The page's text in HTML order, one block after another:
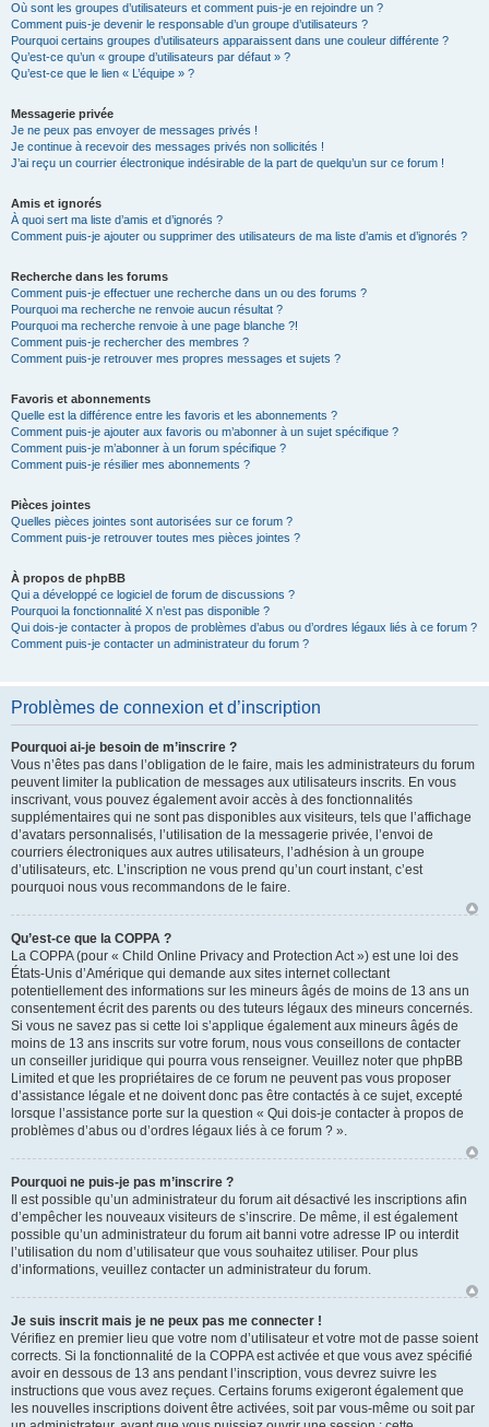
Où sont les groupes d’utilisateurs et comment puis-je en rejoindre un ?
Comment puis-je devenir le responsable d’un groupe d’utilisateurs ?
Pourquoi certains groupes d’utilisateurs apparaissent dans une couleur différente ?
Qu’est-ce qu’un « groupe d’utilisateurs par défaut » ?
Qu’est-ce que le lien « L’équipe » ?
Messagerie privée
Je ne peux pas envoyer de messages privés !
Je continue à recevoir des messages privés non sollicités !
J’ai reçu un courrier électronique indésirable de la part de quelqu’un sur ce forum !
Amis et ignorés
À quoi sert ma liste d’amis et d’ignorés ?
Comment puis-je ajouter ou supprimer des utilisateurs de ma liste d’amis et d’ignorés ?
Recherche dans les forums
Comment puis-je effectuer une recherche dans un ou des forums ?
Pourquoi ma recherche ne renvoie aucun résultat ?
Pourquoi ma recherche renvoie à une page blanche ?!
Comment puis-je rechercher des membres ?
Comment puis-je retrouver mes propres messages et sujets ?
Favoris et abonnements
Quelle est la différence entre les favoris et les abonnements ?
Comment puis-je ajouter aux favoris ou m’abonner à un sujet spécifique ?
Comment puis-je m’abonner à un forum spécifique ?
Comment puis-je résilier mes abonnements ?
Pièces jointes
Quelles pièces jointes sont autorisées sur ce forum ?
Comment puis-je retrouver toutes mes pièces jointes ?
À propos de phpBB
Qui a développé ce logiciel de forum de discussions ?
Pourquoi la fonctionnalité X n’est pas disponible ?
Qui dois-je contacter à propos de problèmes d’abus ou d’ordres légaux liés à ce forum ?
Comment puis-je contacter un administrateur du forum ?
Problèmes de connexion et d’inscription
Pourquoi ai-je besoin de m’inscrire ?
Vous n’êtes pas dans l’obligation de le faire, mais les administrateurs du forum
peuvent limiter la publication de messages aux utilisateurs inscrits. En vous
inscrivant, vous pouvez également avoir accès à des fonctionnalités
supplémentaires qui ne sont pas disponibles aux visiteurs, tels que l’affichage
d’avatars personnalisés, l’utilisation de la messagerie privée, l’envoi de
courriers électroniques aux autres utilisateurs, l’adhésion à un groupe
d’utilisateurs, etc. L’inscription ne vous prend qu’un court instant, c’est
pourquoi nous vous recommandons de le faire.
Qu’est-ce que la COPPA ?
La COPPA (pour « Child Online Privacy and Protection Act ») est une loi des
États-Unis d’Amérique qui demande aux sites internet collectant
potentiellement des informations sur les mineurs âgés de moins de 13 ans un
consentement écrit des parents ou des tuteurs légaux des mineurs concernés.
Si vous ne savez pas si cette loi s’applique également aux mineurs âgés de
moins de 13 ans inscrits sur votre forum, nous vous conseillons de contacter
un conseiller juridique qui pourra vous renseigner. Veuillez noter que phpBB
Limited et que les propriétaires de ce forum ne peuvent pas vous proposer
d’assistance légale et ne doivent donc pas être contactés à ce sujet, excepté
lorsque l’assistance porte sur la question « Qui dois-je contacter à propos de
problèmes d’abus ou d’ordres légaux liés à ce forum ? ».
Pourquoi ne puis-je pas m’inscrire ?
Il est possible qu’un administrateur du forum ait désactivé les inscriptions afin
d’empêcher les nouveaux visiteurs de s’inscrire. De même, il est également
possible qu’un administrateur du forum ait banni votre adresse IP ou interdit
l’utilisation du nom d’utilisateur que vous souhaitez utiliser. Pour plus
d’informations, veuillez contacter un administrateur du forum.
Je suis inscrit mais je ne peux pas me connecter !
Vérifiez en premier lieu que votre nom d’utilisateur et votre mot de passe soient
corrects. Si la fonctionnalité de la COPPA est activée et que vous avez spécifié
avoir en dessous de 13 ans pendant l’inscription, vous devrez suivre les
instructions que vous avez reçues. Certains forums exigeront également que
les nouvelles inscriptions doivent être activées, soit par vous-même ou soit par